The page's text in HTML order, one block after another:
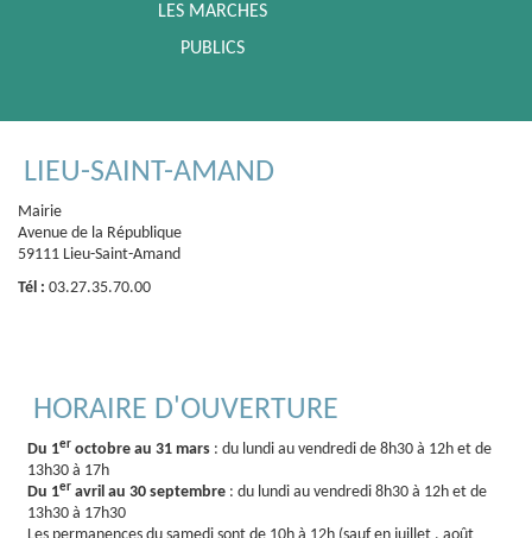
LES MARCHES
PUBLICS
LIEU-SAINT-AMAND
Mairie
Avenue de la République
59111 Lieu-Saint-Amand
Tél : 03.27.35.70.00
HORAIRE D'OUVERTURE
Du 1er octobre au 31 mars : du lundi au vendredi de 8h30 à 12h et de
13h30 à 17h
Du 1er avril au 30 septembre : du lundi au vendredi 8h30 à 12h et de
13h30 à 17h30